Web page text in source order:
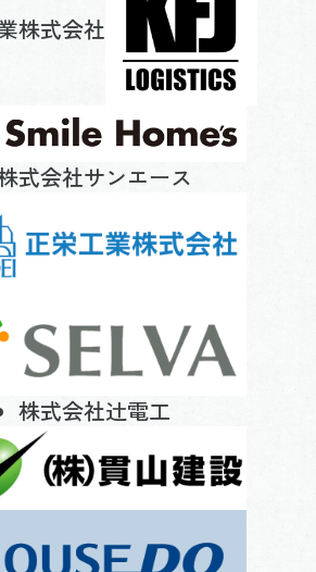
株式会社
式会社サンエース
株式会社辻電工